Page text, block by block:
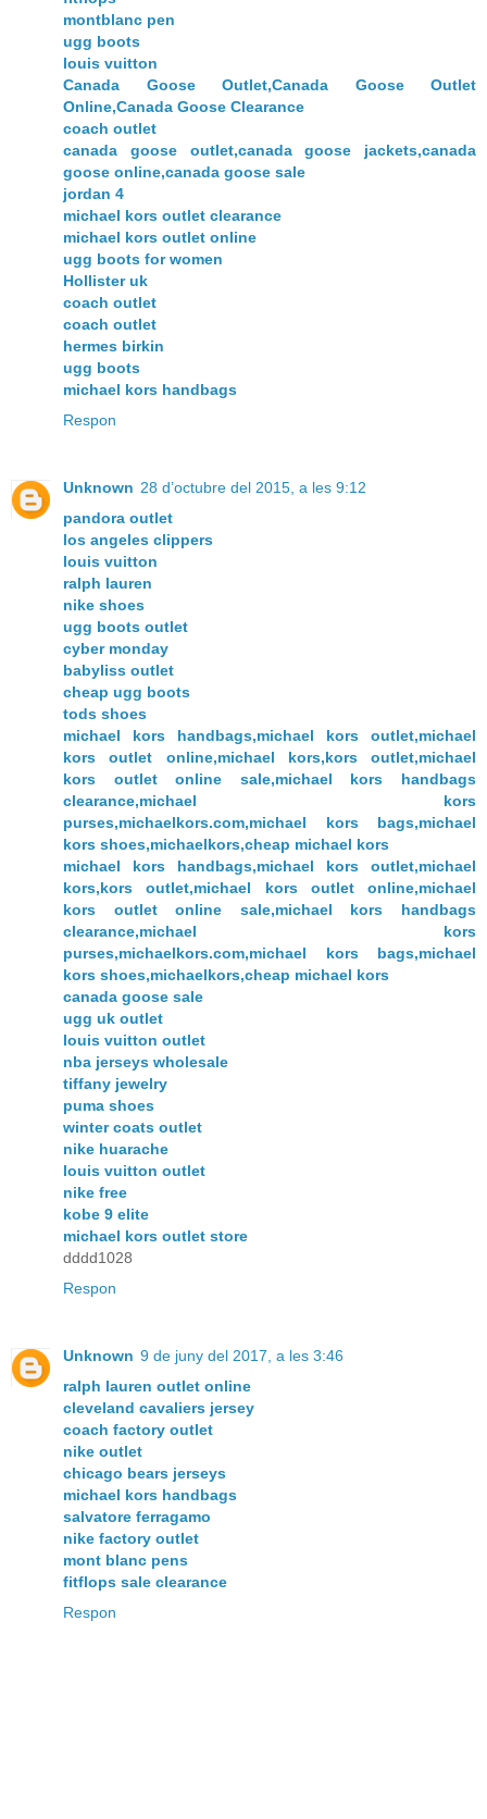
montblanc pen
ugg boots
louis vuitton
Canada Goose Outlet,Canada Goose Outlet
Online,Canada Goose Clearance
coach outlet
canada goose outlet,canada goose jackets,canada
goose online,canada goose sale
jordan 4
michael kors outlet clearance
michael kors outlet online
ugg boots for women
Hollister uk
coach outlet
coach outlet
hermes birkin
ugg boots
michael kors handbags
Respon
Unknown 28 d’octubre del 2015, a les 9:12
pandora outlet
los angeles clippers
louis vuitton
ralph lauren
nike shoes
ugg boots outlet
cyber monday
babyliss outlet
cheap ugg boots
tods shoes
michael kors handbags,michael kors outlet,michael
kors outlet online,michael kors,kors outlet,michael
kors outlet online sale,michael kors handbags
clearance,michael kors
purses,michaelkors.com,michael kors bags,michael
kors shoes,michaelkors,cheap michael kors
michael kors handbags,michael kors outlet,michael
kors,kors outlet,michael kors outlet online,michael
kors outlet online sale,michael kors handbags
clearance,michael kors
purses,michaelkors.com,michael kors bags,michael
kors shoes,michaelkors,cheap michael kors
canada goose sale
ugg uk outlet
louis vuitton outlet
nba jerseys wholesale
tiffany jewelry
puma shoes
winter coats outlet
nike huarache
louis vuitton outlet
nike free
kobe 9 elite
michael kors outlet store
dddd1028
Respon
Unknown 9 de juny del 2017, a les 3:46
ralph lauren outlet online
cleveland cavaliers jersey
coach factory outlet
nike outlet
chicago bears jerseys
michael kors handbags
salvatore ferragamo
nike factory outlet
mont blanc pens
fitflops sale clearance
Respon